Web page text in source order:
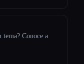
tema? Conoce a